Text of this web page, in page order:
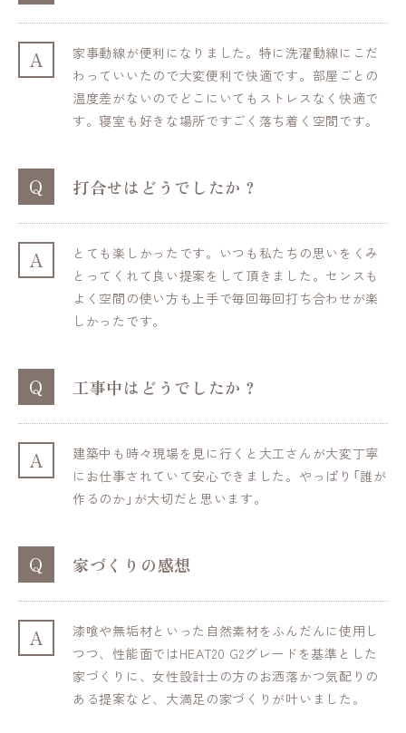
A
家事動線が便利になりました。特に洗濯動線にこだ
わっていいたので大変便利で快適です。部屋ごとの
温度差がないのでどこにいてもストレスなく快適で
す。寝室も好きな場所ですごく落ち着く空間です。
Q 打合せはどうでしたか？
A
とても楽しかったです。いつも私たちの思いをくみ
とってくれて良い提案をして頂きました。センスも
よく空間の使い方も上手で毎回毎回打ち合わせが楽
しかったです。
Q 工事中はどうでしたか？
A
建築中も時々現場を見に行くと大工さんが大変丁寧
にお仕事されていて安心できました。やっぱり「誰が
作るのか」が大切だと思います。
Q 家づくりの感想
A
漆喰や無垢材といった自然素材をふんだんに使用し
つつ、性能面ではHEAT20 G2グレードを基準とした
家づくりに、女性設計士の方のお洒落かつ気配りの
ある提案など、大満足の家づくりが叶いました。